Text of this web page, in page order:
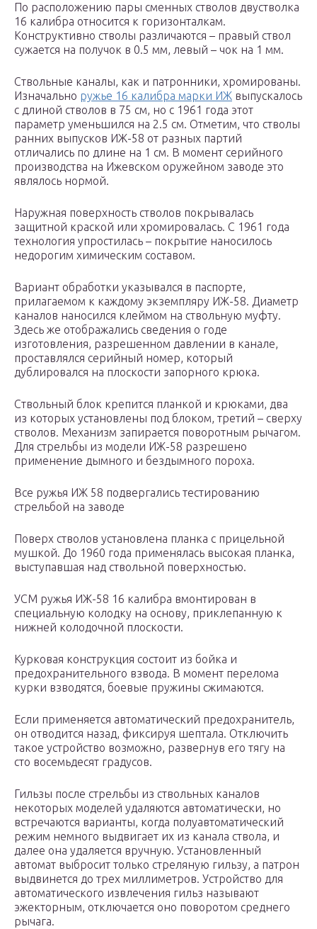
По расположению пары сменных стволов двустволка
16 калибра относится к горизонталкам.
Конструктивно стволы различаются – правый ствол
сужается на получок в 0.5 мм, левый – чок на 1 мм.
Ствольные каналы, как и патронники, хромированы.
Изначально ружье 16 калибра марки ИЖ выпускалось
с длиной стволов в 75 см, но с 1961 года этот
параметр уменьшился на 2.5 см. Отметим, что стволы
ранних выпусков ИЖ-58 от разных партий
отличались по длине на 1 см. В момент серийного
производства на Ижевском оружейном заводе это
являлось нормой.
Наружная поверхность стволов покрывалась
защитной краской или хромировалась. С 1961 года
технология упростилась – покрытие наносилось
недорогим химическим составом.
Вариант обработки указывался в паспорте,
прилагаемом к каждому экземпляру ИЖ-58. Диаметр
каналов наносился клеймом на ствольную муфту.
Здесь же отображались сведения о годе
изготовления, разрешенном давлении в канале,
проставлялся серийный номер, который
дублировался на плоскости запорного крюка.
Ствольный блок крепится планкой и крюками, два
из которых установлены под блоком, третий – сверху
стволов. Механизм запирается поворотным рычагом.
Для стрельбы из модели ИЖ-58 разрешено
применение дымного и бездымного пороха.
Все ружья ИЖ 58 подвергались тестированию
стрельбой на заводе
Поверх стволов установлена планка с прицельной
мушкой. До 1960 года применялась высокая планка,
выступавшая над ствольной поверхностью.
УСМ ружья ИЖ-58 16 калибра вмонтирован в
специальную колодку на основу, приклепанную к
нижней колодочной плоскости.
Курковая конструкция состоит из бойка и
предохранительного взвода. В момент перелома
курки взводятся, боевые пружины сжимаются.
Если применяется автоматический предохранитель,
он отводится назад, фиксируя шептала. Отключить
такое устройство возможно, развернув его тягу на
сто восемьдесят градусов.
Гильзы после стрельбы из ствольных каналов
некоторых моделей удаляются автоматически, но
встречаются варианты, когда полуавтоматический
режим немного выдвигает их из канала ствола, и
далее она удаляется вручную. Установленный
автомат выбросит только стреляную гильзу, а патрон
выдвинется до трех миллиметров. Устройство для
автоматического извлечения гильз называют
эжекторным, отключается оно поворотом среднего
рычага.